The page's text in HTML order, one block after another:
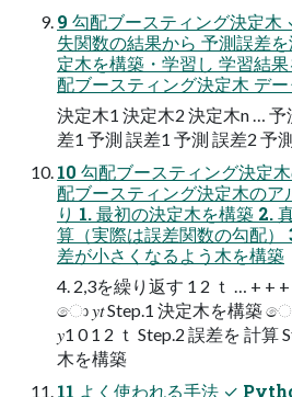
9 勾配ブースティング決定
失関数の結果から 予測誤差
定木を構築・学習し 学習結
配ブースティング決定木 デ
決定木1 決定木2 決定木n … 予
差1 予測 誤差1 予測 誤差2 予
10 勾配ブースティング決定
配ブースティング決定木のア
り 1. 最初の決定木を構築 2.
算（実際は誤差関数の勾配）
差が小さくなるよう木を構築
4. 2,3を繰り返す 1 2 ｔ … +
ො 𝑦𝑡 Step.1 決定木を構
𝑦1 0 1 2 ｔ Step.2 誤差を 計算
木を構築
11 よく使われる手法 ✓